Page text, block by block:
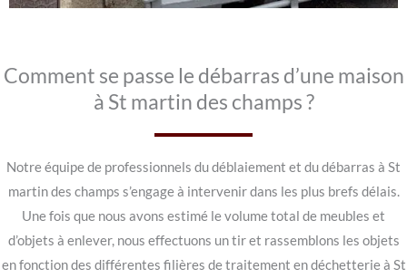
Comment se passe le débarras d’une maison
à St martin des champs ?
Notre équipe de professionnels du déblaiement et du débarras à St
martin des champs s’engage à intervenir dans les plus brefs délais.
Une fois que nous avons estimé le volume total de meubles et
d’objets à enlever, nous effectuons un tir et rassemblons les objets
en fonction des différentes filières de traitement en déchetterie à St